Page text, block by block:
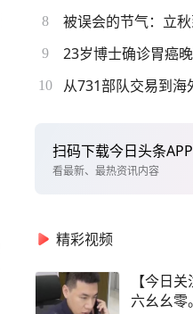
8 被误会的节气：立
9 23岁博士确诊胃癌
10 从731部队交易到海
扫码下载今日头条APP
看最新、最热资讯内容
精彩视频
【今日
六幺幺零